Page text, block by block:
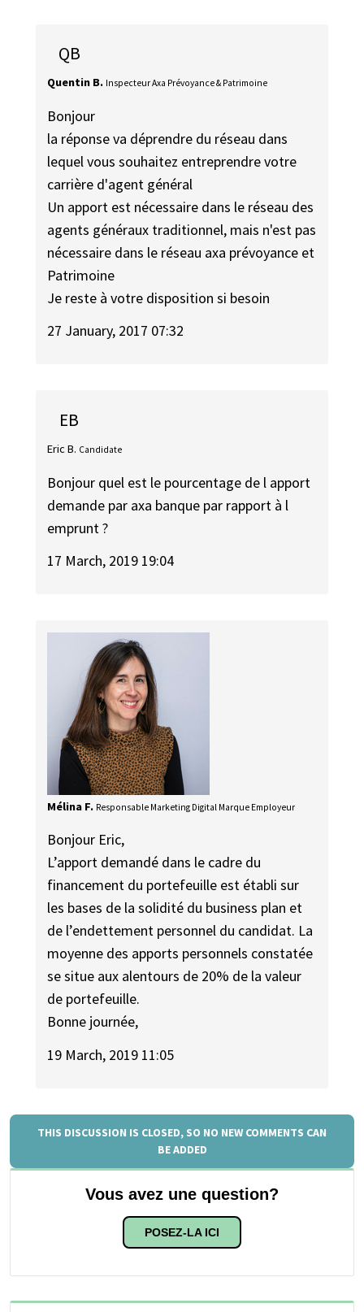
QB
Quentin B. Inspecteur Axa Prévoyance & Patrimoine
Bonjour
la réponse va déprendre du réseau dans
lequel vous souhaitez entreprendre votre
carrière d'agent général
Un apport est nécessaire dans le réseau des
agents généraux traditionnel, mais n'est pas
nécessaire dans le réseau axa prévoyance et
Patrimoine
Je reste à votre disposition si besoin
27 January, 2017 07:32
EB
Eric B. Candidate
Bonjour quel est le pourcentage de l apport
demande par axa banque par rapport à l
emprunt ?
17 March, 2019 19:04
Mélina F. Responsable Marketing Digital Marque Employeur
Bonjour Eric,
L’apport demandé dans le cadre du
financement du portefeuille est établi sur
les bases de la solidité du business plan et
de l’endettement personnel du candidat. La
moyenne des apports personnels constatée
se situe aux alentours de 20% de la valeur
de portefeuille.
Bonne journée,
19 March, 2019 11:05
THIS DISCUSSION IS CLOSED, SO NO NEW COMMENTS CAN
BE ADDED
Vous avez une question?
POSEZ-LA ICI